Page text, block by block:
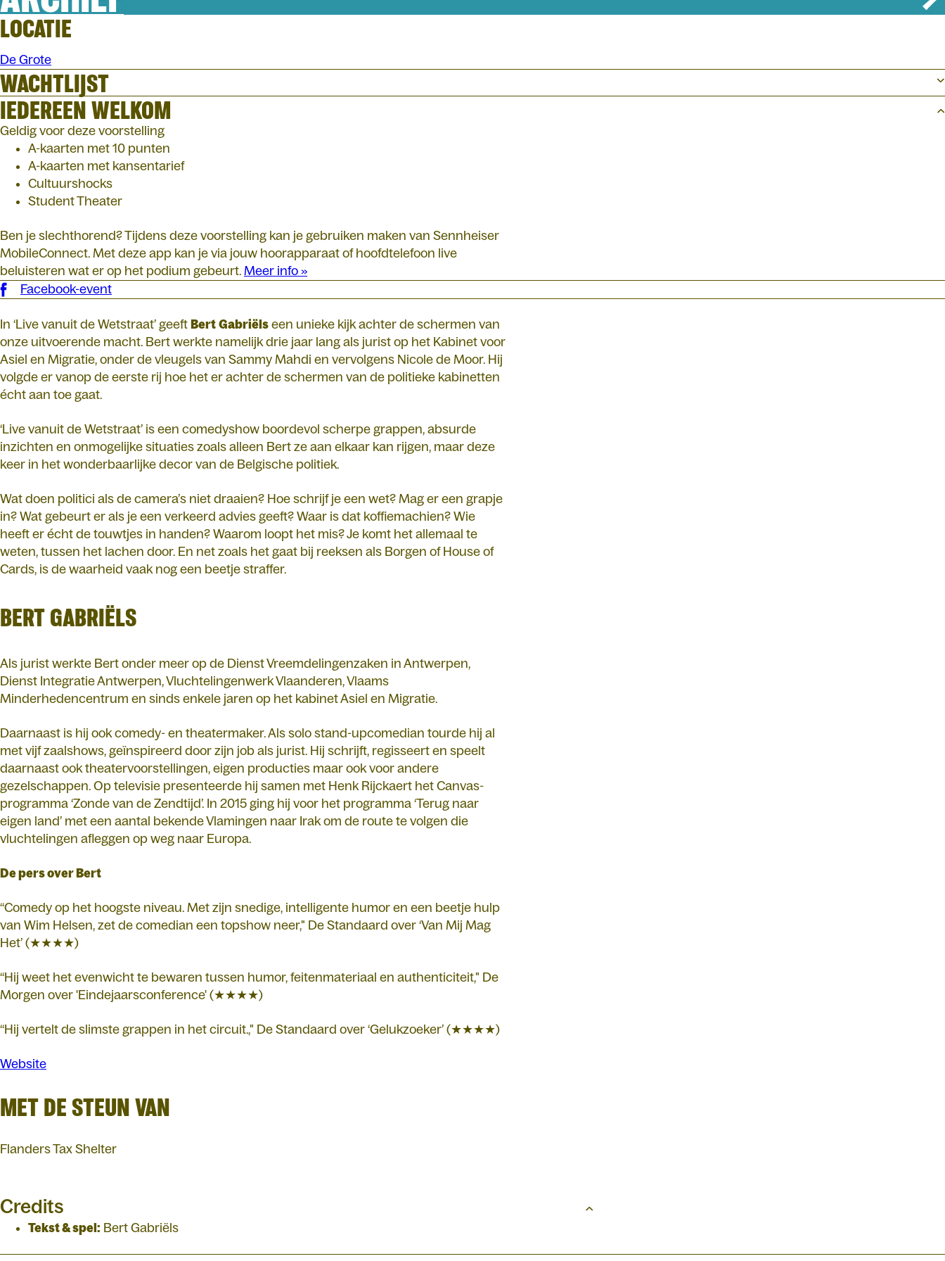
LOCATIE
De Grote
WACHTLIJST
IEDEREEN WELKOM
Geldig voor deze voorstelling
A-kaarten met 10 punten
A-kaarten met kansentarief
Cultuurshocks
Student Theater
Ben je slechthorend? Tijdens deze voorstelling kan je gebruiken maken van Sennheiser
MobileConnect. Met deze app kan je via jouw hoorapparaat of hoofdtelefoon live
beluisteren wat er op het podium gebeurt. Meer info »
Facebook-event
In ‘Live vanuit de Wetstraat’ geeft Bert Gabriëls een unieke kijk achter de schermen van
onze uitvoerende macht. Bert werkte namelijk drie jaar lang als jurist op het Kabinet voor
Asiel en Migratie, onder de vleugels van Sammy Mahdi en vervolgens Nicole de Moor. Hij
volgde er vanop de eerste rij hoe het er achter de schermen van de politieke kabinetten
écht aan toe gaat.
‘Live vanuit de Wetstraat’ is een comedyshow boordevol scherpe grappen, absurde
inzichten en onmogelijke situaties zoals alleen Bert ze aan elkaar kan rijgen, maar deze
keer in het wonderbaarlijke decor van de Belgische politiek.
Wat doen politici als de camera’s niet draaien? Hoe schrijf je een wet? Mag er een grapje
in? Wat gebeurt er als je een verkeerd advies geeft? Waar is dat koffiemachien? Wie
heeft er écht de touwtjes in handen? Waarom loopt het mis? Je komt het allemaal te
weten, tussen het lachen door. En net zoals het gaat bij reeksen als Borgen of House of
Cards, is de waarheid vaak nog een beetje straffer.
BERT GABRIËLS
Als jurist werkte Bert onder meer op de Dienst Vreemdelingenzaken in Antwerpen,
Dienst Integratie Antwerpen, Vluchtelingenwerk Vlaanderen, Vlaams
Minderhedencentrum en sinds enkele jaren op het kabinet Asiel en Migratie.
Daarnaast is hij ook comedy- en theatermaker. Als solo stand-upcomedian tourde hij al
met vijf zaalshows, geïnspireerd door zijn job als jurist. Hij schrijft, regisseert en speelt
daarnaast ook theatervoorstellingen, eigen producties maar ook voor andere
gezelschappen. Op televisie presenteerde hij samen met Henk Rijckaert het Canvas-
programma ‘Zonde van de Zendtijd’. In 2015 ging hij voor het programma ‘Terug naar
eigen land’ met een aantal bekende Vlamingen naar Irak om de route te volgen die
vluchtelingen afleggen op weg naar Europa.
De pers over Bert
“Comedy op het hoogste niveau. Met zijn snedige, intelligente humor en een beetje hulp
van Wim Helsen, zet de comedian een topshow neer," De Standaard over ‘Van Mij Mag
Het’ (★★★★)
“Hij weet het evenwicht te bewaren tussen humor, feitenmateriaal en authenticiteit," De
Morgen over 'Eindejaarsconference' (★★★★)
“Hij vertelt de slimste grappen in het circuit.," De Standaard over ‘Gelukzoeker’ (★★★★)
Website
MET DE STEUN VAN
Flanders Tax Shelter
Credits
Tekst & spel: Bert Gabriëls